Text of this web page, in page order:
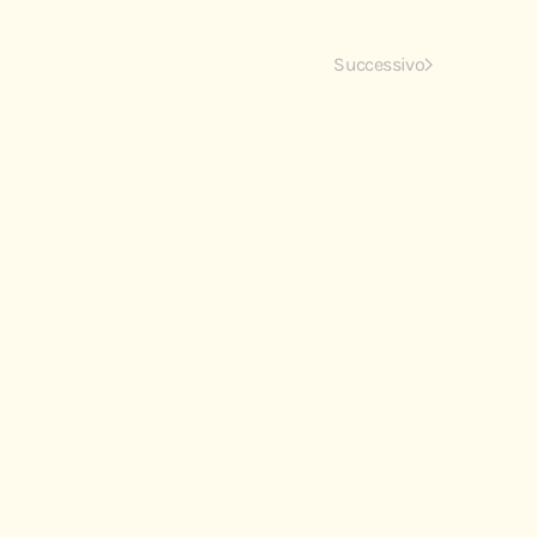
Successivo